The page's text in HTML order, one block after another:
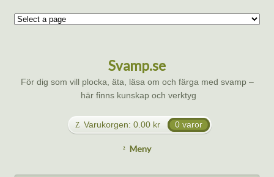
Svamp.se
För dig som vill plocka, äta, läsa om och färga med svamp –
här finns kunskap och verktyg
Varukorgen: 0.00 kr 0 varor
Meny